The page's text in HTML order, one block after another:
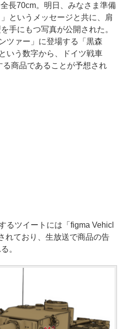
長70cm。明日、みなさま準備
というメッセージと共に、肩
手にもつ写真が公開された。
ツァー」に登場する「黒森
いう数字から、ドイツ戦車
る商品であることが予想され
るツイートには「figma Vehicl
れており、生放送で商品の告
。